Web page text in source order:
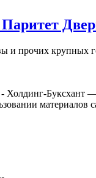
и прочих крупных
- Холдинг-Буксхант
материалов